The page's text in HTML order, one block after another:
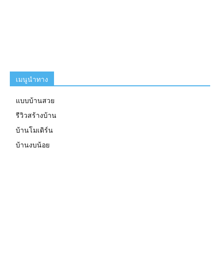
เมนูนำทาง
แบบบ้านสวย
รีวิวสร้างบ้าน
บ้านโมเดิร์น
บ้านงบน้อย